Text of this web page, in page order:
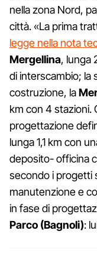
nella zona Nord,
città. «La prima
legge nella nota
Mergellina, lunga
di interscambio; la
costruzione, la
km con 4 stazioni.
progettazione
lunga 1,1 km con
deposito- officina
secondo i progetti
manutenzione e
in fase di
Parco (Bagnoli):